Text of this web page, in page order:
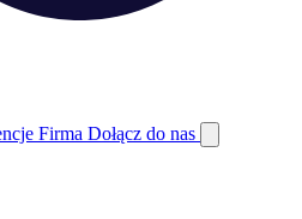
Firma Dołącz do nas